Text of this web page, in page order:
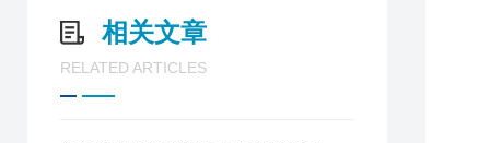
相关文章
RELATED ARTICLES